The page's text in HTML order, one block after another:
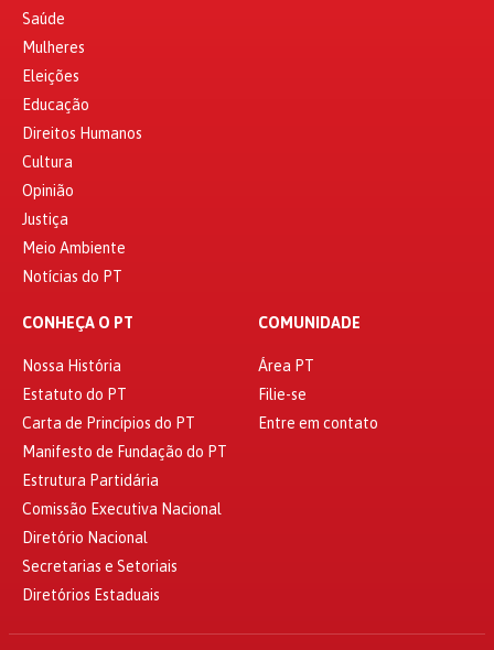
Saúde
Mulheres
Eleições
Educação
Direitos Humanos
Cultura
Opinião
Justiça
Meio Ambiente
Notícias do PT
CONHEÇA O PT
Nossa História
Estatuto do PT
Carta de Princípios do PT
Manifesto de Fundação do PT
Estrutura Partidária
Comissão Executiva Nacional
Diretório Nacional
Secretarias e Setoriais
Diretórios Estaduais
COMUNIDADE
Área PT
Filie-se
Entre em contato